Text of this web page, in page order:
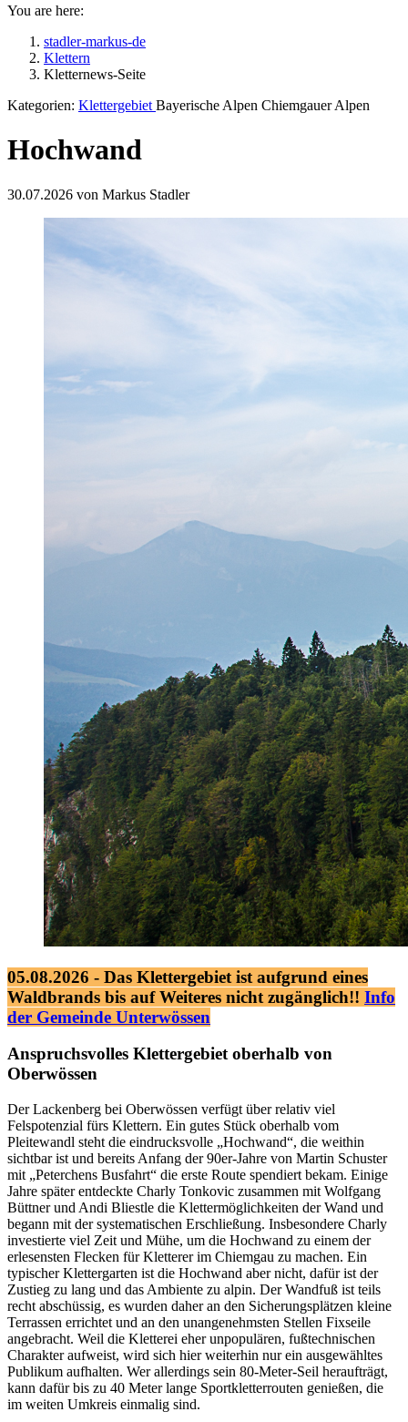
You are here:
stadler-markus-de
Klettern
Kletternews-Seite
Kategorien: Klettergebiet Bayerische Alpen Chiemgauer Alpen
Hochwand
30.07.2026 von Markus Stadler
05.08.2026 - Das Klettergebiet ist aufgrund eines
Waldbrands bis auf Weiteres nicht zugänglich!! Info
der Gemeinde Unterwössen
Anspruchsvolles Klettergebiet oberhalb von
Oberwössen
Der Lackenberg bei Oberwössen verfügt über relativ viel
Felspotenzial fürs Klettern. Ein gutes Stück oberhalb vom
Pleitewandl steht die eindrucksvolle „Hochwand“, die weithin
sichtbar ist und bereits Anfang der 90er-Jahre von Martin Schuster
mit „Peterchens Busfahrt“ die erste Route spendiert bekam. Einige
Jahre später entdeckte Charly Tonkovic zusammen mit Wolfgang
Büttner und Andi Bliestle die Klettermöglichkeiten der Wand und
begann mit der systematischen Erschließung. Insbesondere Charly
investierte viel Zeit und Mühe, um die Hochwand zu einem der
erlesensten Flecken für Kletterer im Chiemgau zu machen. Ein
typischer Klettergarten ist die Hochwand aber nicht, dafür ist der
Zustieg zu lang und das Ambiente zu alpin. Der Wandfuß ist teils
recht abschüssig, es wurden daher an den Sicherungsplätzen kleine
Terrassen errichtet und an den unangenehmsten Stellen Fixseile
angebracht. Weil die Kletterei eher unpopulären, fußtechnischen
Charakter aufweist, wird sich hier weiterhin nur ein ausgewähltes
Publikum aufhalten. Wer allerdings sein 80-Meter-Seil heraufträgt,
kann dafür bis zu 40 Meter lange Sportkletterrouten genießen, die
im weiten Umkreis einmalig sind.